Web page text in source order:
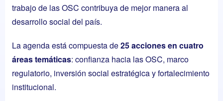
trabajo de las OSC contribuya de mejor manera al
desarrollo social del país.
La agenda está compuesta de25 acciones en cuatro
áreas temáticas: confianza hacia las OSC, marco
regulatorio, inversión social estratégica y fortalecimiento
institucional.